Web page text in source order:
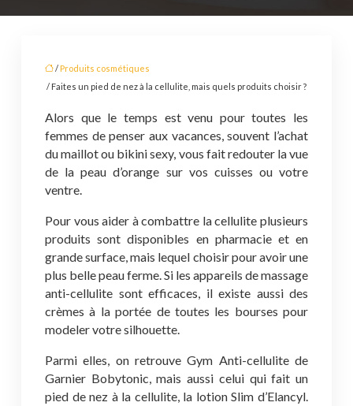
/ Produits cosmétiques
/ Faites un pied de nez à la cellulite, mais quels produits choisir ?
Alors que le temps est venu pour toutes les
femmes de penser aux vacances, souvent l’achat
du maillot ou bikini sexy, vous fait redouter la vue
de la peau d’orange sur vos cuisses ou votre
ventre.
Pour vous aider à combattre la cellulite plusieurs
produits sont disponibles en pharmacie et en
grande surface, mais lequel choisir pour avoir une
plus belle peau ferme. Si les appareils de massage
anti-cellulite sont efficaces, il existe aussi des
crèmes à la portée de toutes les bourses pour
modeler votre silhouette.
Parmi elles, on retrouve Gym Anti-cellulite de
Garnier Bobytonic, mais aussi celui qui fait un
pied de nez à la cellulite, la lotion Slim d’Elancyl.